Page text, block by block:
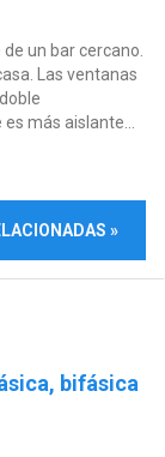
un bar cercano.
Las ventanas
más aislante...
»
bifásica